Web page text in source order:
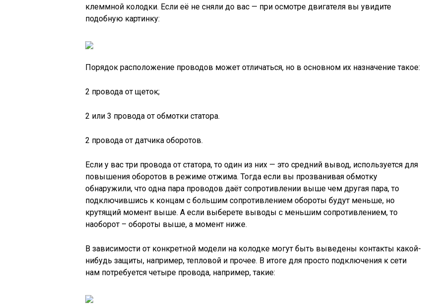
клеммной колодки. Если её не сняли до вас — при осмотре двигателя вы увидите
подобную картинку:
Порядок расположение проводов может отличаться, но в основном их назначение такое:
2 провода от щеток;
2 или 3 провода от обмотки статора.
2 провода от датчика оборотов.
Если у вас три провода от статора, то один из них — это средний вывод, используется для
повышения оборотов в режиме отжима. Тогда если вы прозванивая обмотку
обнаружили, что одна пара проводов даёт сопротивлении выше чем другая пара, то
подключившись к концам с большим сопротивлением обороты будут меньше, но
крутящий момент выше. А если выберете выводы с меньшим сопротивлением, то
наоборот – обороты выше, а момент ниже.
В зависимости от конкретной модели на колодке могут быть выведены контакты какой-
нибудь защиты, например, тепловой и прочее. В итоге для просто подключения к сети
нам потребуется четыре провода, например, такие: